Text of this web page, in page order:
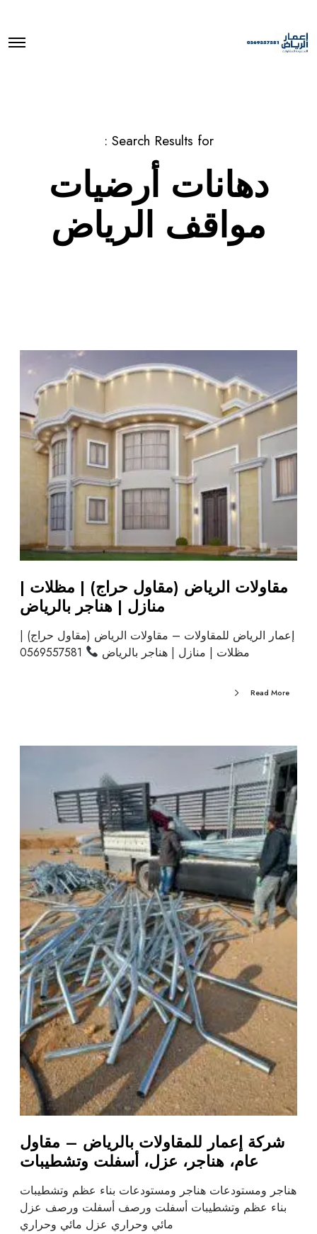
O
Search Results for :
دهانات أرضيات
مواقف الرياض
مقاولات الرياض (مقاول حراج) | مظلات |
منازل | هناجر بالرياض
إعمار الرياض للمقاولات – مقاولات الرياض (مقاول حراج) |
مظلات | منازل | هناجر بالرياض
Read More
شركة إعمار للمقاولات بالرياض – مقاول
عام، هناجر، عزل، أسفلت وتشطيبات
هناجر ومستودعات هناجر ومستودعات بناء عظم وتشطيبات
بناء عظم وتشطيبات أسفلت ورصف أسفلت ورصف عزل
مائي وحراري عزل مائي وحراري